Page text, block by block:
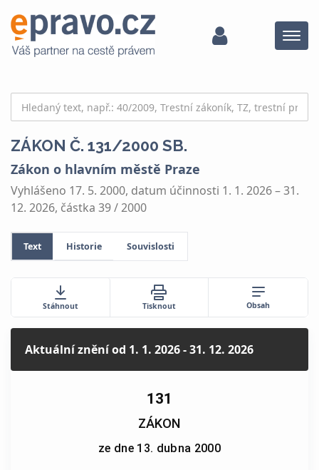
Menu
ZÁKON Č. 131/2000 SB.
Zákon o hlavním městě Praze
Vyhlášeno 17. 5. 2000, datum účinnosti 1. 1. 2026 – 31.
12. 2026, částka 39 / 2000
Text Historie Souvislosti
Stáhnout Tisknout Obsah
Aktuální zněníod 1. 1. 2026 - 31. 12. 2026
131
ZÁKON
ze dne 13. dubna 2000